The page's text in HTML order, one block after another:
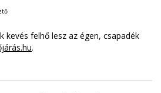
kevés felhő lesz az égen, csapadék
.